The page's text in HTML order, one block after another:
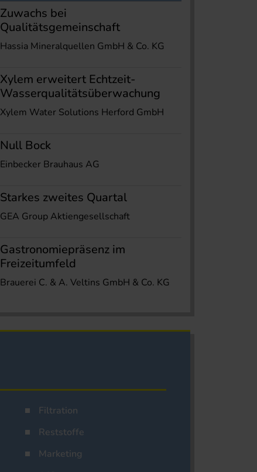
Zuwachs bei
Qualitätsgemeinschaft
Hassia Mineralquellen GmbH & Co. KG
Xylem erweitert Echtzeit-
Wasserqualitätsüberwachung
Xylem Water Solutions Herford GmbH
Null Bock
Einbecker Brauhaus AG
Starkes zweites Quartal
GEA Group Aktiengesellschaft
Gastronomiepräsenz im
Freizeitumfeld
Brauerei C. & A. Veltins GmbH & Co. KG
Filtration
Reststoffe
Marketing